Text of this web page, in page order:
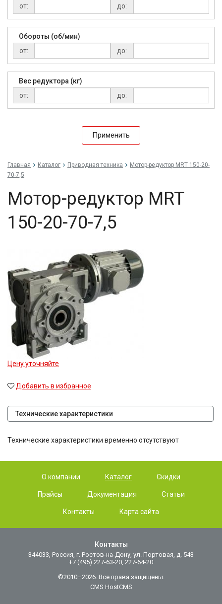
от:
до:
Обороты (об/мин)
от:
до:
Вес редуктора (кг)
от:
до:
Применить
Главная Каталог Приводная техника
Мо­тор-ре­дук­тор MRT 150-20-
70-7,5
Мо­тор-ре­дук­тор MRT
150-20-70-7,5
Цену уточняйте
Добавить в избранное
Технические характеристики
Технические характеристики временно отсутствуют
О компании Каталог Скидки
Прайсы Документация Статьи
Контакты Карта сайта
Контакты
344033, Россия, г. Ростов-на-Дону, ул. Портовая, д. 543
+7 (495) 227-63-20, 227-64-20
©2010–2026. Все права защищены.
CMS HostCMS